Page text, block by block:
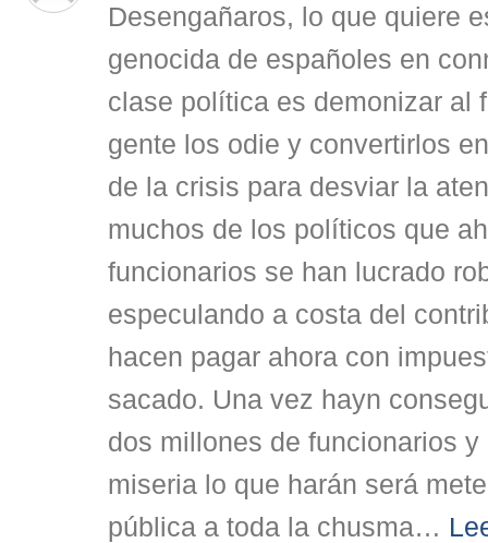
Desengañaros, lo que quiere
genocida de españoles en
clase política es demonizar al
gente los odie y convertirlos
de la crisis para desviar la
muchos de los políticos que
funcionarios se han lucrado
especulando a costa del
hacen pagar ahora con
sacado. Una vez hayn
dos millones de funcionarios
miseria lo que harán será
pública a toda la chusma…